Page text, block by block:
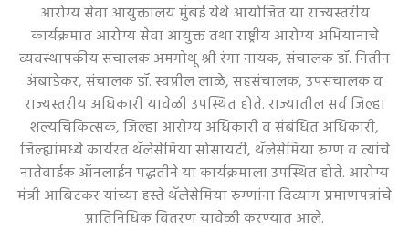
आरोग्य सेवा आयुक्तालय मुंबई येथे आयोजित या राज्यस्तरीय
कार्यक्रमात आरोग्य सेवा आयुक्त तथा राष्ट्रीय आरोग्य अभियानाचे
व्यवस्थापकीय संचालक अमगोथू श्री रंगा नायक, संचालक डॉ. नितीन
अंबाडेकर, संचालक डॉ. स्वप्नील लाळे, सहसंचालक, उपसंचालक व
राज्यस्तरीय अधिकारी यावेळी उपस्थित होते. राज्यातील सर्व जिल्हा
शल्यचिकित्सक, जिल्हा आरोग्य अधिकारी व संबंधित अधिकारी,
जिल्ह्यांमध्ये कार्यरत थॅलेसेमिया सोसायटी, थॅलेसेमिया रुग्ण व त्यांचे
नातेवाईक ऑनलाईन पद्धतीने या कार्यक्रमाला उपस्थित होते. आरोग्य
मंत्री आबिटकर यांच्या हस्ते थॅलेसेमिया रुग्णांना दिव्यांग प्रमाणपत्रांचे
प्रातिनिधिक वितरण यावेळी करण्यात आले.